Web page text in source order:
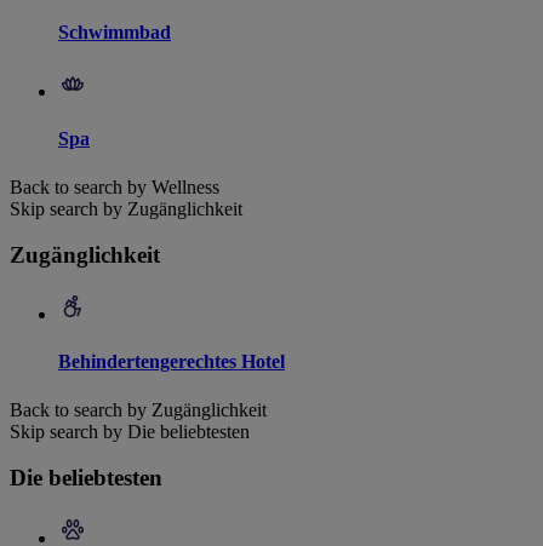
Schwimmbad
Spa
Back to search by Wellness
Skip search by Zugänglichkeit
Zugänglichkeit
Behindertengerechtes Hotel
Back to search by Zugänglichkeit
Skip search by Die beliebtesten
Die beliebtesten